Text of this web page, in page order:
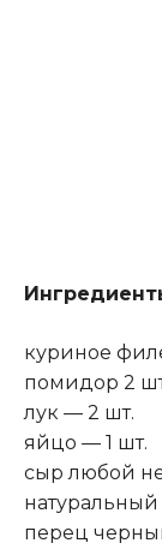
куриное
помидор 2
лук — 2 шт.
яйцо — 1 шт.
сыр любой
натуральный
перец